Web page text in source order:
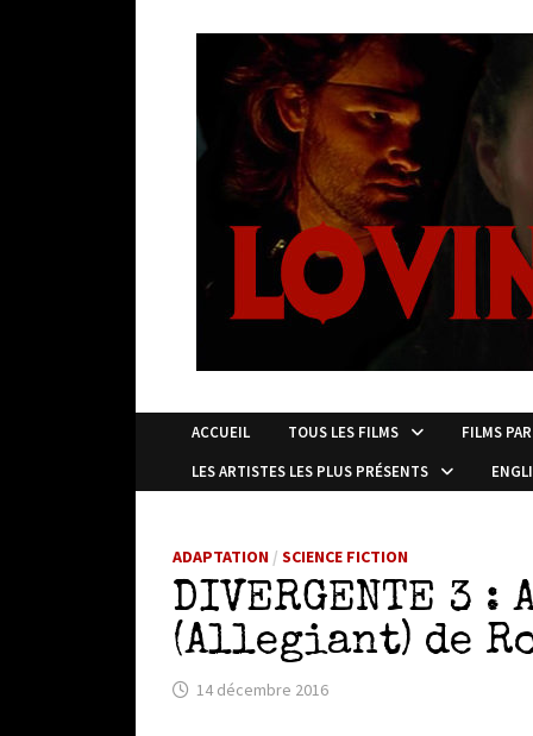
ACCUEIL TOUS LES FILMS
FILMS
LES ARTISTES LES PLUS PRÉSENTS
ADAPTATION /SCIENCE FICTION
DIVERGENTE 3 :
(Allegiant) de
14 décembre 2016